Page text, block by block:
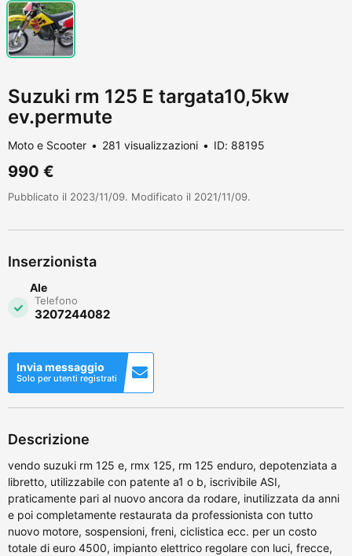
Suzuki rm 125 E targata10,5kw
ev.permute
Moto e Scooter 281 visualizzazioni ID: 88195
990 €
Pubblicato il 2023/11/09. Modificato il 2021/11/09.
Inserzionista
Ale
Telefono
3207244082
Invia messaggio
Solo per utenti registrati
Descrizione
vendo suzuki rm 125 e, rmx 125, rm 125 enduro, depotenziata a
libretto, utilizzabile con patente a1 o b, iscrivibile ASI,
praticamente pari al nuovo ancora da rodare, inutilizzata da anni
e poi completamente restaurata da professionista con tutto
nuovo motore, sospensioni, freni, ciclistica ecc. per un costo
totale di euro 4500, impianto elettrico regolare con luci, frecce,